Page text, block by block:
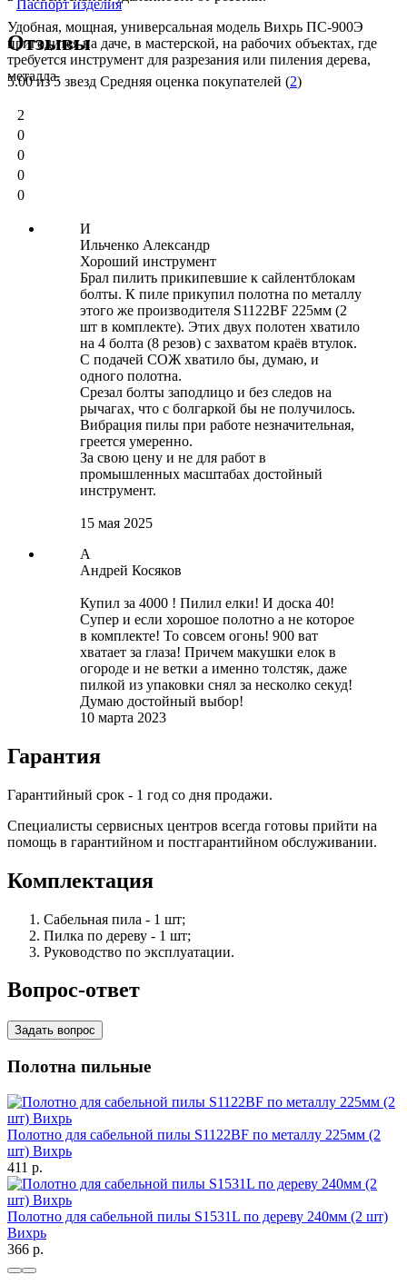
Удобная, мощная, универсальная модель Вихрь ПС-900Э
пригодится на даче, в мастерской, на рабочих объектах, где
требуется инструмент для разрезания или пиления дерева,
металла.
Паспорт изделия
Отзывы
5.00из 5 звезд Средняя оценка покупателей (2)
2
0
0
0
0
И
Ильченко Александр
Хороший инструмент
Брал пилить прикипевшие к сайлентблокам
болты. К пиле прикупил полотна по металлу
этого же производителя S1122BF 225мм (2
шт в комплекте). Этих двух полотен хватило
на 4 болта (8 резов) с захватом краёв втулок.
С подачей СОЖ хватило бы, думаю, и
одного полотна.
Срезал болты заподлицо и без следов на
рычагах, что с болгаркой бы не получилось.
Вибрация пилы при работе незначительная,
греется умеренно.
За свою цену и не для работ в
промышленных масштабах достойный
инструмент.
15 мая 2025
А
Андрей Косяков
Купил за 4000 ! Пилил елки! И доска 40!
Супер и если хорошое полотно а не которое
в комплекте! То совсем огонь! 900 ват
хватает за глаза! Причем макушки елок в
огороде и не ветки а именно толстяк, даже
пилкой из упаковки снял за несколко секуд!
Думаю достойный выбор!
10 марта 2023
Гарантия
Гарантийный срок - 1 год со дня продажи.
Специалисты сервисных центров всегда готовы прийти на
помощь в гарантийном и постгарантийном обслуживании.
Комплектация
Сабельная пила - 1 шт;
Пилка по дереву - 1 шт;
Руководство по эксплуатации.
Вопрос-ответ
Задать вопрос
Полотна пильные
Полотно для сабельной пилы S1122BF по металлу 225мм (2
шт) Вихрь
411 p.
Полотно для сабельной пилы S1531L по дереву 240мм (2 шт)
Вихрь
366 p.